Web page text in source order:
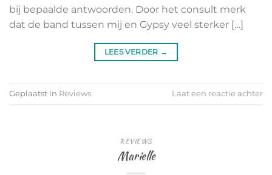
bij bepaalde antwoorden. Door het consult merk
dat de band tussen mij en Gypsy veel sterker […]
LEES VERDER →
Geplaatst in Reviews Laat een reactie achter
REVIEWS
Marielle